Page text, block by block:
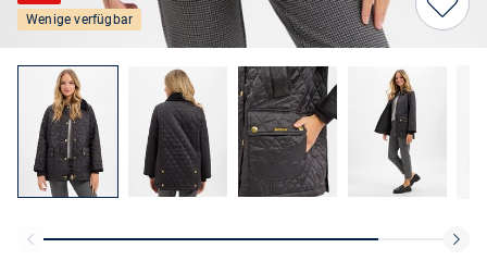
Wenige verfügbar